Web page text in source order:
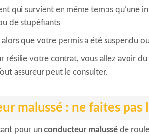
qui survient en même temps qu’une
de stupéfiants
que votre permis a été suspendu
résilie votre contrat, vous allez avoir
assureur peut le consulter.
malussé : ne faites pas
pour un conducteur malussé de